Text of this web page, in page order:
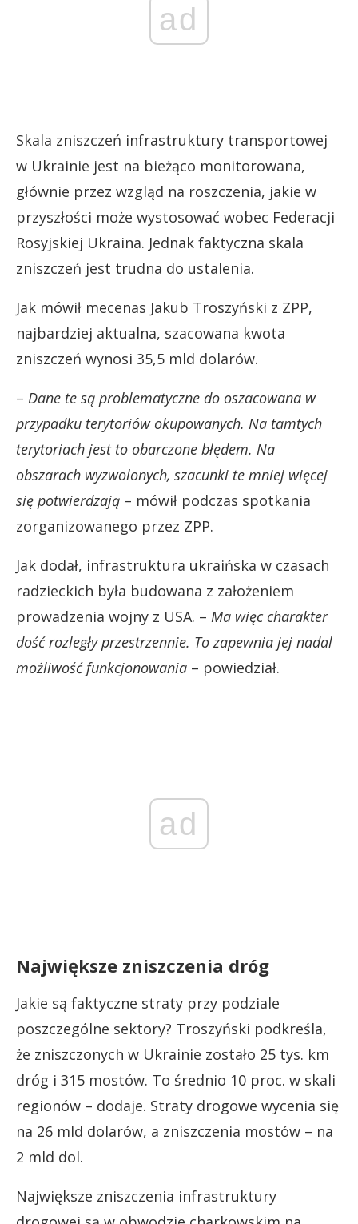
ad
Skala zniszczeń infrastruktury transportowej
w Ukrainie jest na bieżąco monitorowana,
głównie przez wzgląd na roszczenia, jakie w
przyszłości może wystosować wobec Federacji
Rosyjskiej Ukraina. Jednak faktyczna skala
zniszczeń jest trudna do ustalenia.
Jak mówił mecenas Jakub Troszyński z ZPP,
najbardziej aktualna, szacowana kwota
zniszczeń wynosi 35,5 mld dolarów.
– Dane te są problematyczne do oszacowana w
przypadku terytoriów okupowanych. Na tamtych
terytoriach jest to obarczone błędem. Na
obszarach wyzwolonych, szacunki te mniej więcej
się potwierdzają – mówił podczas spotkania
zorganizowanego przez ZPP.
Jak dodał, infrastruktura ukraińska w czasach
radzieckich była budowana z założeniem
prowadzenia wojny z USA. – Ma więc charakter
dość rozległy przestrzennie. To zapewnia jej nadal
możliwość funkcjonowania – powiedział.
ad
Największe zniszczenia dróg
Jakie są faktyczne straty przy podziale
poszczególne sektory? Troszyński podkreśla,
że zniszczonych w Ukrainie zostało 25 tys. km
dróg i 315 mostów. To średnio 10 proc. w skali
regionów – dodaje. Straty drogowe wycenia się
na 26 mld dolarów, a zniszczenia mostów – na
2 mld dol.
Największe zniszczenia infrastruktury